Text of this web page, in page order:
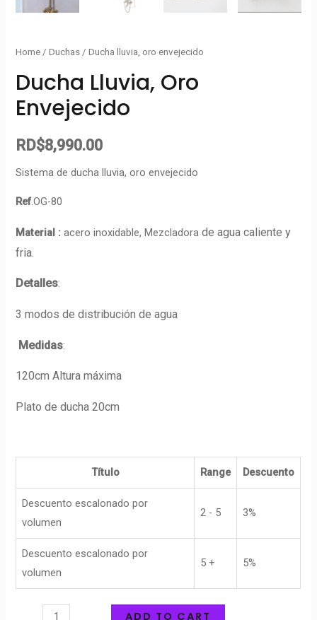
Home /Duchas / Ducha lluvia, oro envejecido
Ducha Lluvia, Oro
Envejecido
RD$8,990.00
Sistema de ducha lluvia, oro envejecido
Ref.OG-80
Material : acero inoxidable, Mezcladora de agua caliente y
fria.
Detalles:
3 modos de distribución de agua
Medidas:
120cm Altura máxima
Plato de ducha 20cm
Título Range Descuento
Descuento escalonado por
volumen
2 - 5 3%
Descuento escalonado por
volumen
5 + 5%
ADD TO CART